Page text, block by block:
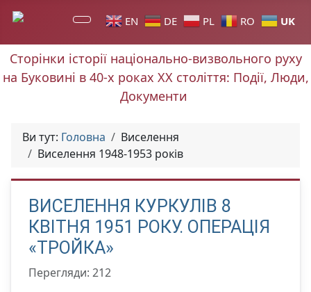
EN DE PL RO UK
Сторінки історії національно-визвольного руху
на Буковині в 40-х роках ХХ століття: Події, Люди,
Документи
Ви тут: Головна
Виселення
Виселення 1948-1953 років
ВИСЕЛЕННЯ КУРКУЛІВ 8
КВІТНЯ 1951 РОКУ. ОПЕРАЦІЯ
«ТРОЙКА»
Перегляди: 212